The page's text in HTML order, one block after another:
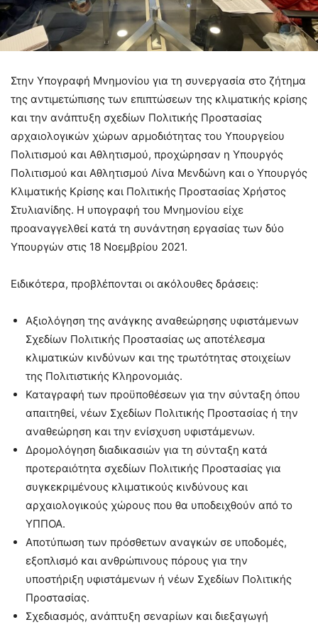
Στην Υπογραφή Μνημονίου για τη συνεργασία στο ζήτημα
της αντιμετώπισης των επιπτώσεων της κλιματικής κρίσης
και την ανάπτυξη σχεδίων Πολιτικής Προστασίας
αρχαιολογικών χώρων αρμοδιότητας του Υπουργείου
Πολιτισμού και Αθλητισμού, προχώρησαν η Υπουργός
Πολιτισμού και Αθλητισμού Λίνα Μενδώνη και ο Υπουργός
Κλιματικής Κρίσης και Πολιτικής Προστασίας Χρήστος
Στυλιανίδης. Η υπογραφή του Μνημονίου είχε
προαναγγελθεί κατά τη συνάντηση εργασίας των δύο
Υπουργών στις 18 Νοεμβρίου 2021.
Ειδικότερα, προβλέπονται οι ακόλουθες δράσεις:
Αξιολόγηση της ανάγκης αναθεώρησης υφιστάμενων
Σχεδίων Πολιτικής Προστασίας ως αποτέλεσμα
κλιματικών κινδύνων και της τρωτότητας στοιχείων
της Πολιτιστικής Κληρονομιάς.
Καταγραφή των προϋποθέσεων για την σύνταξη όπου
απαιτηθεί, νέων Σχεδίων Πολιτικής Προστασίας ή την
αναθεώρηση και την ενίσχυση υφιστάμενων.
Δρομολόγηση διαδικασιών για τη σύνταξη κατά
προτεραιότητα σχεδίων Πολιτικής Προστασίας για
συγκεκριμένους κλιματικούς κινδύνους και
αρχαιολογικούς χώρους που θα υποδειχθούν από το
ΥΠΠΟΑ.
Αποτύπωση των πρόσθετων αναγκών σε υποδομές,
εξοπλισμό και ανθρώπινους πόρους για την
υποστήριξη υφιστάμενων ή νέων Σχεδίων Πολιτικής
Προστασίας.
Σχεδιασμός, ανάπτυξη σεναρίων και διεξαγωγή